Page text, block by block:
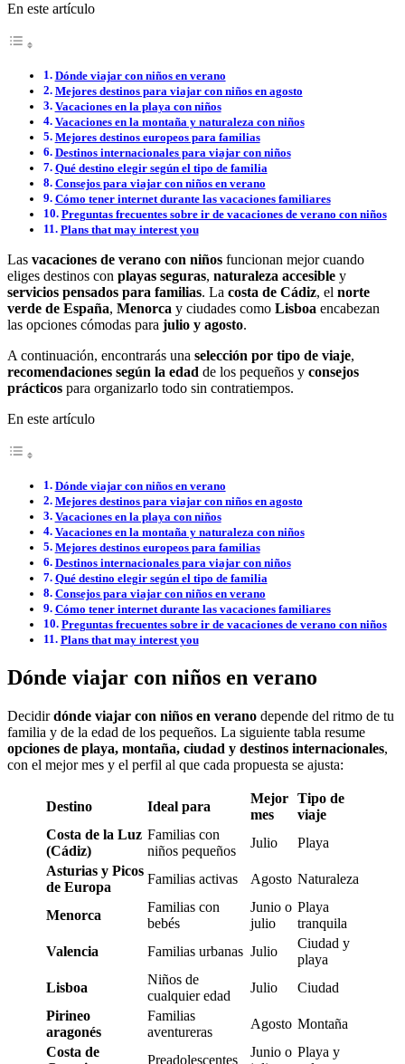
En este artículo
Dónde viajar con niños en verano
Mejores destinos para viajar con niños en agosto
Vacaciones en la playa con niños
Vacaciones en la montaña y naturaleza con niños
Mejores destinos europeos para familias
Destinos internacionales para viajar con niños
Qué destino elegir según el tipo de familia
Consejos para viajar con niños en verano
Cómo tener internet durante las vacaciones familiares
Preguntas frecuentes sobre ir de vacaciones de verano con niños
Plans that may interest you
Las vacaciones de verano con niños funcionan mejor cuando
eliges destinos con playas seguras, naturaleza accesible y
servicios pensados para familias. La costa de Cádiz, el norte
verde de España, Menorca y ciudades como Lisboa encabezan
las opciones cómodas para julio y agosto.
A continuación, encontrarás una selección por tipo de viaje,
recomendaciones según la edad de los pequeños y consejos
prácticos para organizarlo todo sin contratiempos.
En este artículo
Dónde viajar con niños en verano
Mejores destinos para viajar con niños en agosto
Vacaciones en la playa con niños
Vacaciones en la montaña y naturaleza con niños
Mejores destinos europeos para familias
Destinos internacionales para viajar con niños
Qué destino elegir según el tipo de familia
Consejos para viajar con niños en verano
Cómo tener internet durante las vacaciones familiares
Preguntas frecuentes sobre ir de vacaciones de verano con niños
Plans that may interest you
Dónde viajar con niños en verano
Decidirdónde viajar con niños en verano depende del ritmo de tu
familia y de la edad de los pequeños. La siguiente tabla resume
opciones de playa, montaña, ciudad y destinos internacionales,
con el mejor mes y el perfil al que cada propuesta se ajusta:
Destino Ideal para
Mejor
mes
Tipo de
viaje
Costa de la Luz
(Cádiz)
Familias con
niños pequeños
Julio
Playa
Asturias y Picos
de Europa
Familias activas Agosto Naturaleza
Menorca
Familias con
bebés
Junio o
julio
Playa
tranquila
Valencia
Familias urbanas Julio
Ciudad y
playa
Lisboa
Niños de
cualquier edad
Julio
Ciudad
Pirineo
aragonés
Familias
aventureras
Agosto Montaña
Costa de
Preadolescentes
Junio o Playa y